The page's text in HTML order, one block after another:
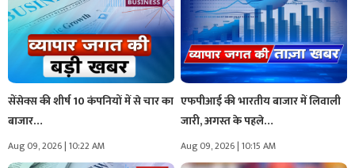
सेंसेक्स की शीर्ष 10 कंपनियों में से चार का
बाजार…
Aug 09, 2026 | 10:22 AM
एफपीआई की भारतीय बाजार में लिवाली
जारी, अगस्त के पहले…
Aug 09, 2026 | 10:15 AM